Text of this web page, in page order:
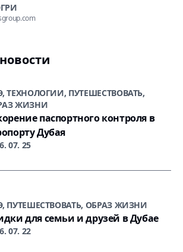
ТЕХНОЛОГИИ, ПУТЕШЕСТВОВАТЬ,
ЖИЗНИ
паспортного контроля в
Дубая
07. 25
ПУТЕШЕСТВОВАТЬ, ОБРАЗ ЖИЗНИ
для семьи и друзей в Дубае
07. 22